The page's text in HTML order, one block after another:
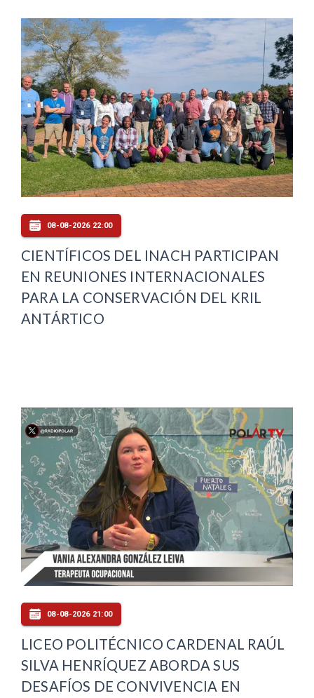
08-08-2026 22:00
CIENTÍFICOS DEL INACH PARTICIPAN
EN REUNIONES INTERNACIONALES
PARA LA CONSERVACIÓN DEL KRIL
ANTÁRTICO
08-08-2026 21:00
LICEO POLITÉCNICO CARDENAL RAÚL
SILVA HENRÍQUEZ ABORDA SUS
DESAFÍOS DE CONVIVENCIA EN